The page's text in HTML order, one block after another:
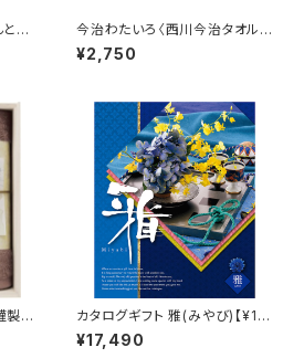
とう
今治わたいろ〈西川今治タオル〉
フェイスタオル2P&ウォッシュタ
オル
¥2,750
製
2P
カタログギフト 雅(みやび)【¥15,
900コース】Choice Collecti
on
¥17,490